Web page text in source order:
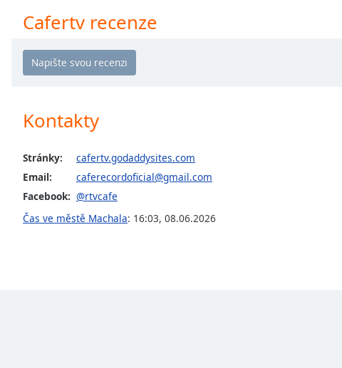
Playback
Rate
Chapters
descriptions
off,
selected
Cafertv recenze
Kontakty
Stránky:
cafertv.godaddysites.com
Email:
caferecordoficial@gmail.com
Facebook: @rtvcafe
Čas ve městě Machala: 16:03, 08.06.2026